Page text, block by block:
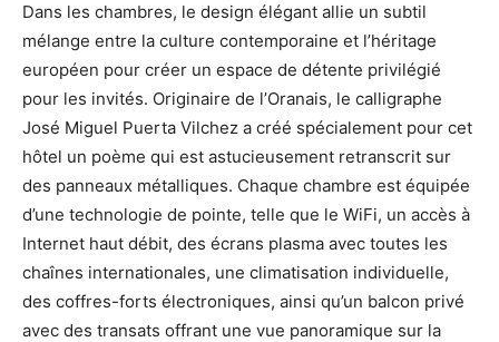
Dans les chambres, le design élégant allie un subtil
mélange entre la culture contemporaine et l’héritage
européen pour créer un espace de détente privilégié
pour les invités. Originaire de l’Oranais, le calligraphe
José Miguel Puerta Vilchez a créé spécialement pour cet
hôtel un poème qui est astucieusement retranscrit sur
des panneaux métalliques. Chaque chambre est équipée
d’une technologie de pointe, telle que le WiFi, un accès à
Internet haut débit, des écrans plasma avec toutes les
chaînes internationales, une climatisation individuelle,
des coffres-forts électroniques, ainsi qu’un balcon privé
avec des transats offrant une vue panoramique sur la